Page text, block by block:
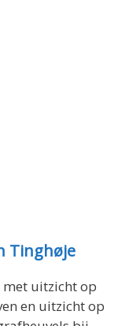
Tinghøje
met uitzicht op
en uitzicht op